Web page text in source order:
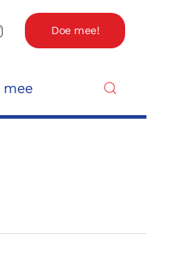
Doe mee!
mee